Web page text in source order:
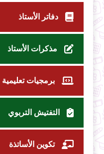
دفاتر الأستاذ
مذكرات الأستاذ
برمجيات تعليمية
التفتيش التربوي
تكوين الأساتذة